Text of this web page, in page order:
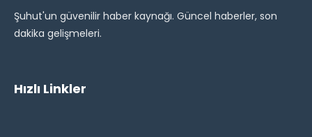
Şuhut'un güvenilir haber kaynağı. Güncel haberler, son
dakika gelişmeleri.
Hızlı Linkler